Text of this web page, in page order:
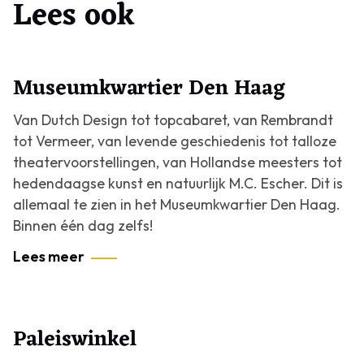
Lees ook
Museumkwartier Den Haag
Van Dutch Design tot topcabaret, van Rembrandt
tot Vermeer, van levende geschiedenis tot talloze
theatervoorstellingen, van Hollandse meesters tot
hedendaagse kunst en natuurlijk M.C. Escher. Dit is
allemaal te zien in het Museumkwartier Den Haag.
Binnen één dag zelfs!
Lees meer
Paleiswinkel